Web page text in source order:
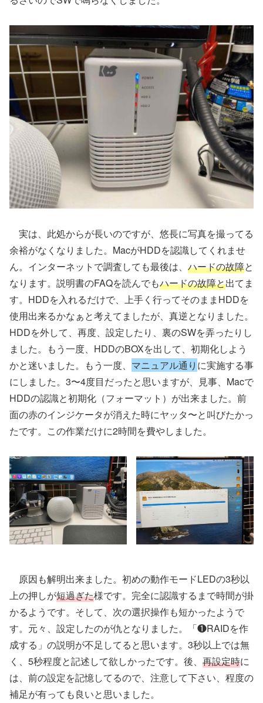
実は、此処からが長いのですが、悠長に写真を撮ってる
余裕がなくなりました。MacがHDDを認識してくれませ
ん。インターネットで調査しても最後は、 ハードの故障と
なります。説明書のFAQを読んでもハードの故障と出てま
す。HDDを入れるだけで、上手く行ってそのままHDDを
使用出来るかなぁと考えてましたが、真逆となりました。
HDDを外して、再度、設定したり、裏のSWを弄ったりし
ました。もう一度、HDDのBOXを出して、初期化しよう
かと迷いました。もう一度、 マニュアル通り に実施する事
にしました。3〜4度目だったと思いますが、見事、Macで
HDDの認識と初期化（フォーマット）が出来ました。前
面の赤のインジケータが消えた時にヤッタ〜と叫びたかっ
たです。この作業だけに2時間を費やしました。
原因も解明出来ました。初めの動作モードLEDの3秒以
上の押しが短過ぎた様です。完全に認識するまで時間が掛
かるようです。そして、次の選択操作も短かったようで
す。元々、設定したのが仇となりました。「❶RAIDを作
成する」の説明が不足してると思います。3秒以上では無
く、5秒程度と記述して欲しかったです。後、 再設定時に
は、前の設定を記憶してるので、注意して下さい、程度の
補足が有っても良いと思いました。